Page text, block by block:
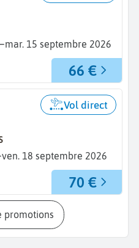
mar. 15 septembre 2026
66 €
ven. 18 septembre 2026
Vol direct
70 €
promotions